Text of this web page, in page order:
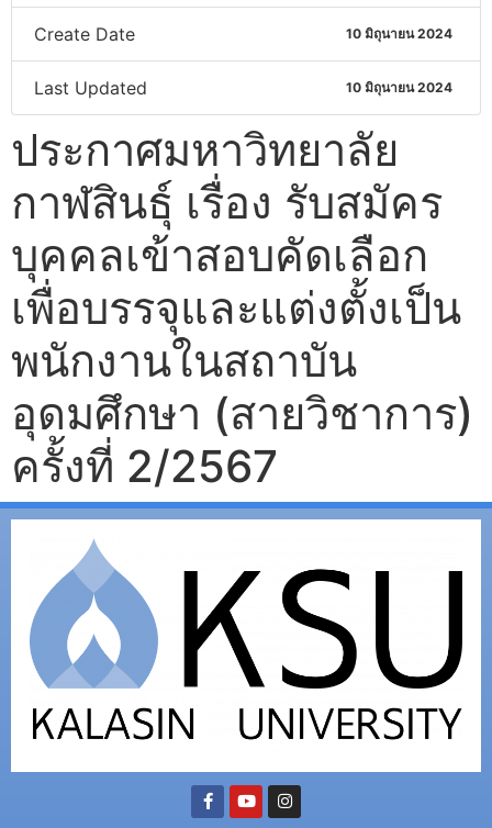
Create Date 10 มิถุนายน 2024
Last Updated 10 มิถุนายน 2024
ประกาศมหาวิทยาลัย
กาฬสินธุ์ เรื่อง รับสมัคร
บุคคลเข้าสอบคัดเลือก
เพื่อบรรจุและแต่งตั้งเป็น
พนักงานในสถาบัน
อุดมศึกษา (สายวิชาการ)
ครั้งที่ 2/2567